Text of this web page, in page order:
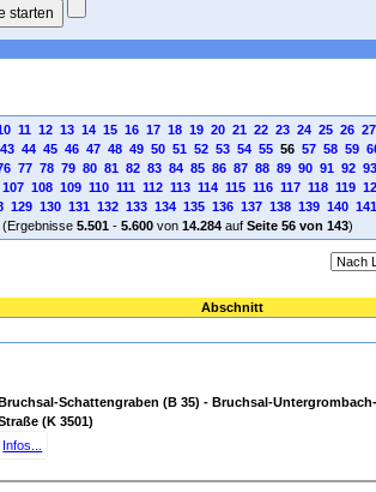
11 12 13 14 15 16 17 18 19 20 21 22 23 24 25 26 27
43 44 45 46 47 48 49 50 51 52 53 54 5556 57 58 59
77 78 79 80 81 82 83 84 85 86 87 88 89 90 91 92 93
107 108 109 110 111 112 113 114 115 116 117 118 119
129 130 131 132 133 134 135 136 137 138 139 140 141
(Ergebnisse 5.501- 5.600von 14.284auf Seite 56 von 143)
Abschnitt
Schattengraben (B 35) - Bruchsal-
(K 3501)
Infos...